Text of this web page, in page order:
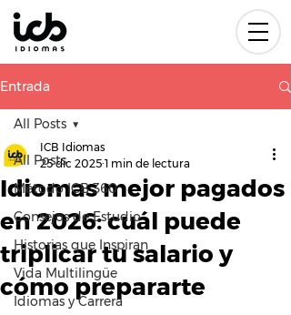
Entrada
All Posts
Método ICB 360
Consejos de Estudio
Historias que Inspiran
Vida Multilingüe
Idiomas y Carrera
All Posts
Idiomas mejor pagados
en 2026: cuál puede
triplicar tu salario y
cómo prepararte
ICB Idiomas
25 dic 2025 1 min de lectura